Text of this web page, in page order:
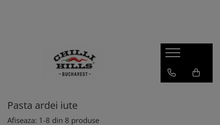
Pasta ardei iute
Afiseaza: 1-8 din 8 produse